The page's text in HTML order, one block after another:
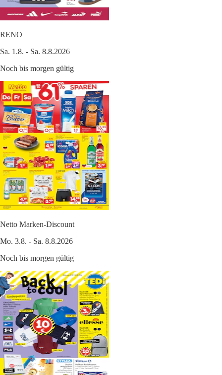
RENO
Sa. 1.8. - Sa. 8.8.2026
Noch bis morgen gültig
Netto Marken-Discount
Mo. 3.8. - Sa. 8.8.2026
Noch bis morgen gültig